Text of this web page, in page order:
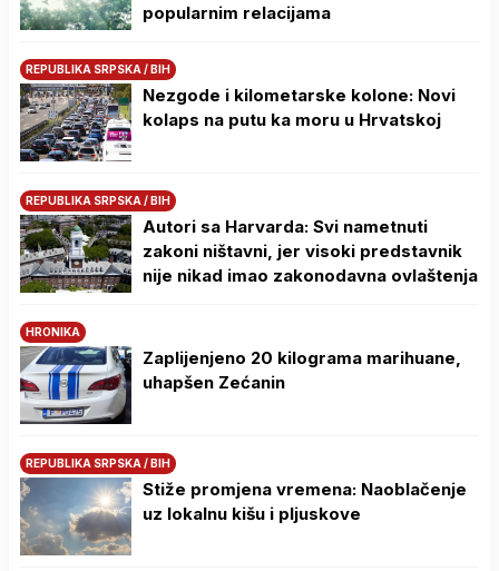
popularnim relacijama
REPUBLIKA SRPSKA / BIH
Nezgode i kilometarske kolone: Novi
kolaps na putu ka moru u Hrvatskoj
REPUBLIKA SRPSKA / BIH
Autori sa Harvarda: Svi nametnuti
zakoni ništavni, jer visoki predstavnik
nije nikad imao zakonodavna ovlaštenja
HRONIKA
Zaplijenjeno 20 kilograma marihuane,
uhapšen Zećanin
REPUBLIKA SRPSKA / BIH
Stiže promjena vremena: Naoblačenje
uz lokalnu kišu i pljuskove